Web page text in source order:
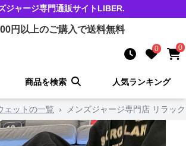
ジャージ専門通販サイトLIBER.
円以上のご購入で送料無料
0 0
商品を検索 人気ランキング
ェットの一覧 › メンズジャージ専門店 リラッ